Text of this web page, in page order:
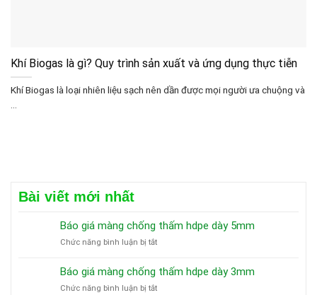
Khí Biogas là gì? Quy trình sản xuất và ứng dụng thực tiễn
Khí Biogas là loại nhiên liệu sạch nên dần được mọi người ưa chuộng và
Bài viết mới nhất
Báo giá màng chống thấm hdpe dày 5mm
Chức năng bình luận bị tắtở
giá
màng
chống
Báo giá màng chống thấm hdpe dày 3mm
Chức năng bình luận bị tắtở